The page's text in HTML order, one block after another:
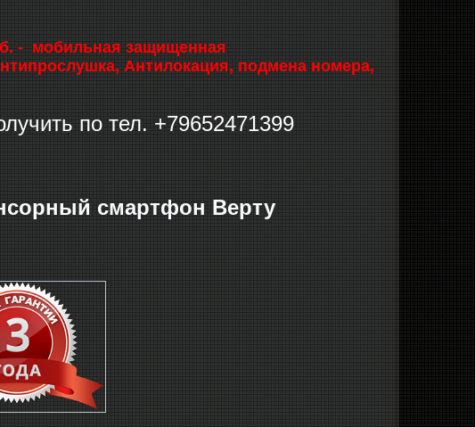
- мобильная защищенная
Антилокация, подмена номера,
по тел. +79652471399
смартфон Верту